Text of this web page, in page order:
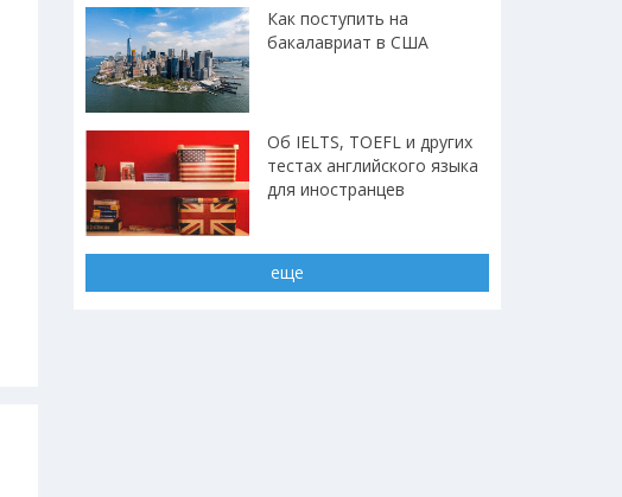
Как поступить на
бакалавриат в США
Об IELTS, TOEFL и других
тестах английского языка
для иностранцев
еще